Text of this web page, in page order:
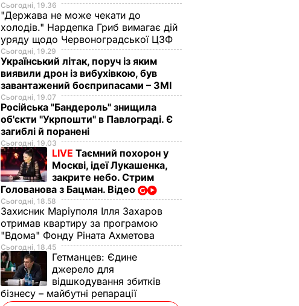
Сьогодні, 19.36
"Держава не може чекати до
холодів." Нардепка Гриб вимагає дій
уряду щодо Червоноградської ЦЗФ
Сьогодні, 19.29
Український літак, поруч із яким
виявили дрон із вибухівкою, був
завантажений боєприпасами – ЗМІ
Сьогодні, 19.07
Російська "Бандероль" знищила
об'єкти "Укрпошти" в Павлограді. Є
загиблі й поранені
Сьогодні, 19.03
LIVE Таємний похорон у
Москві, ідеї Лукашенка,
закрите небо. Стрим
Голованова з Бацман. Відео
Сьогодні, 18.58
Захисник Маріуполя Ілля Захаров
отримав квартиру за програмою
"Вдома" Фонду Ріната Ахметова
Сьогодні, 18.45
Гетманцев: Єдине
джерело для
відшкодування збитків
бізнесу – майбутні репарації